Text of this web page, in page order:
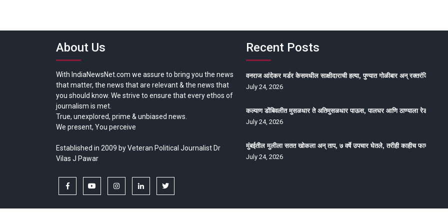
About Us
With IndiaNewsNet.com we assure to bring you the news
that matter, the news that are relevant & the news that
you should know. We strive to ensure that every ethos of
journalism is met.
True, unexplored, prime & unbiased news.
We present, You perceive
Established in 2009 by Veteran Political Journalist Dr
Vilas J Pawar
facebook youtubeinstagramlinkedintwitter
Recent Posts
वनराज आंदेकर मर्डर केसमधील साक्षीदाराची हत्या, पुण्यात गोळीबार अन् रक्तरंजित थरार
July 24, 2026
कल्याण डोंबिवलीत मुसळधार ते अतिमुसळधार पाऊस, पालघर आणि ठाण्याला रेड अलर्ट,
July 24, 2026
मुंबईतील मुलीला सतत खोकला अन् ताप, ७ वर्षे उपचार घेतले, तरीही काहीच फायदा
July 24, 2026